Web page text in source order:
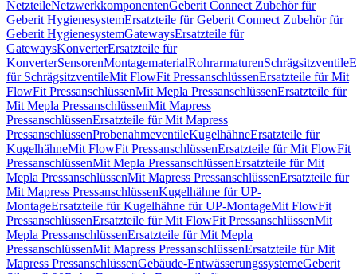
NetzteileNetzwerkkomponentenGeberit Connect Zubehör für
Geberit HygienesystemErsatzteile für Geberit Connect Zubehör für
Geberit HygienesystemGatewaysErsatzteile für
GatewaysKonverterErsatzteile für
KonverterSensorenMontagematerialRohrarmaturenSchrägsitzventile
für SchrägsitzventileMit FlowFit PressanschlüssenErsatzteile für Mit
FlowFit PressanschlüssenMit Mepla PressanschlüssenErsatzteile für
Mit Mepla PressanschlüssenMit Mapress
PressanschlüssenErsatzteile für Mit Mapress
PressanschlüssenProbenahmeventileKugelhähneErsatzteile für
KugelhähneMit FlowFit PressanschlüssenErsatzteile für Mit FlowFit
PressanschlüssenMit Mepla PressanschlüssenErsatzteile für Mit
Mepla PressanschlüssenMit Mapress PressanschlüssenErsatzteile für
Mit Mapress PressanschlüssenKugelhähne für UP-
MontageErsatzteile für Kugelhähne für UP-MontageMit FlowFit
PressanschlüssenErsatzteile für Mit FlowFit PressanschlüssenMit
Mepla PressanschlüssenErsatzteile für Mit Mepla
PressanschlüssenMit Mapress PressanschlüssenErsatzteile für Mit
Mapress PressanschlüssenGebäude-EntwässerungssystemeGeberit